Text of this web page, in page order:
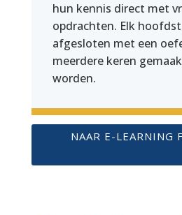
hun kennis direct met
opdrachten. Elk
afgesloten met een
meerdere keren
worden.
NAAR E-LEARNING